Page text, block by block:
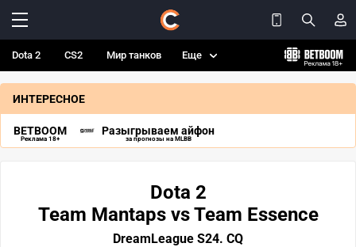
Dota 2 CS2 Мир танков Еще
ИНТЕРЕСНОЕ
BETBOOM
Реклама 18+
Разыгрываем айфон
за прогнозы на MLBB
Dota 2
Team Mantaps vs Team Essence
DreamLeague S24. CQ